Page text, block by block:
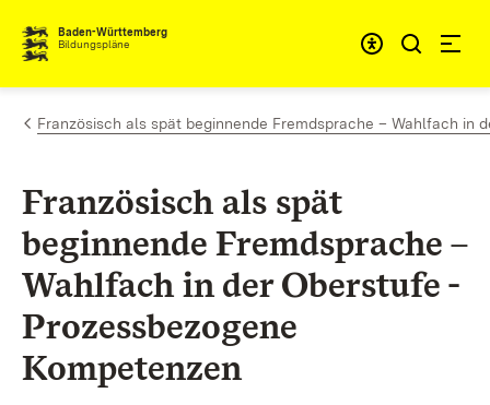
Zum Inhalt springen
Baden-Württemberg
Bildungspläne
Französisch als spät beginnende Fremdsprache – Wahlfach in
Französisch als spät
beginnende Fremdsprache –
Wahlfach in der Oberstufe -
Prozessbezogene
Kompetenzen